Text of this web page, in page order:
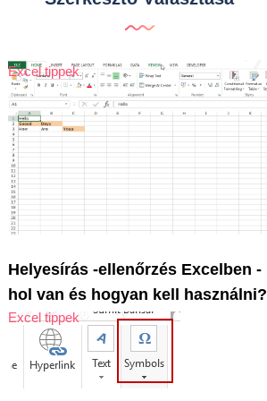
Excel tippek
Helyesírás -ellenőrzés Excelben -
hol van és hogyan kell használni?
Excel tippek